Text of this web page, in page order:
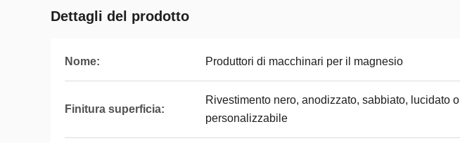
Dettagli del prodotto
Nome: Produttori di macchinari per il magnesio
Finitura superficia:
Rivestimento nero, anodizzato, sabbiato, lucidato o
personalizzabile